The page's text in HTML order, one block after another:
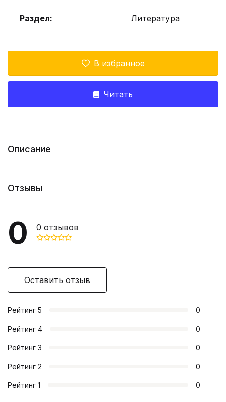
Раздел: Литература
В избранное
Читать
Описание
Отзывы
0 0 отзывов
Оставить отзыв
Рейтинг 5 0
Рейтинг 4 0
Рейтинг 3 0
Рейтинг 2 0
Рейтинг 1 0